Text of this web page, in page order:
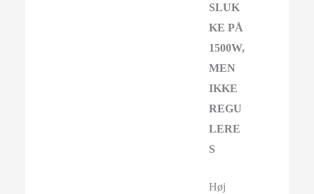
SLUK
KE PÅ
1500W,
MEN
IKKE
REGU
LERE
S
Høj